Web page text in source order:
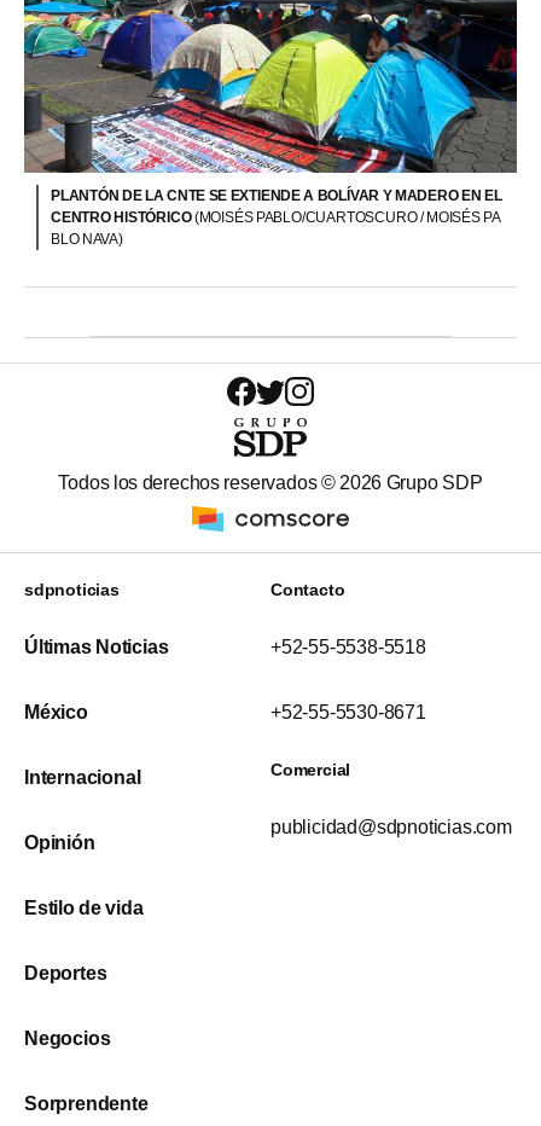
PLANTÓN DE LA CNTE SE EXTIENDE A BOLÍVAR Y MADERO EN EL
CENTRO HISTÓRICO(MOISÉS PABLO/CUARTOSCURO / MOISÉS PA
BLO NAVA)
Todos los derechos reservados © 2026 Grupo SDP
sdpnoticias
Últimas Noticias
México
Internacional
Opinión
Estilo de vida
Deportes
Negocios
Sorprendente
Contacto
+52-55-5538-5518
+52-55-5530-8671
Comercial
publicidad@sdpnoticias.com